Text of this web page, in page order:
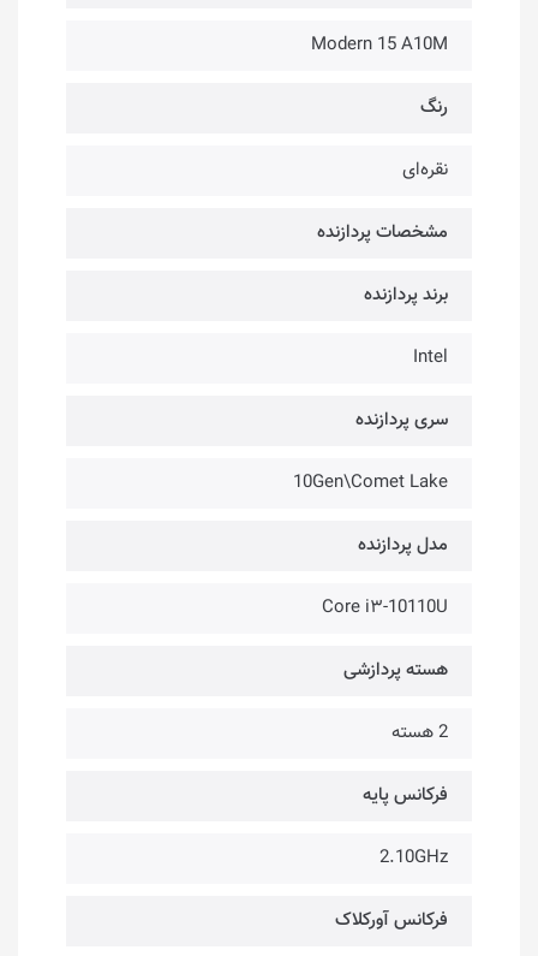
Modern 15 A10M
رنگ
نقره‌ای
مشخصات پردازنده
برند پردازنده
Intel
سری پردازنده
10Gen\Comet Lake
مدل پردازنده
Core i۳-10110U
هسته پردازشی
2 هسته
فرکانس پایه
2.10GHz
فرکانس آورکلاک